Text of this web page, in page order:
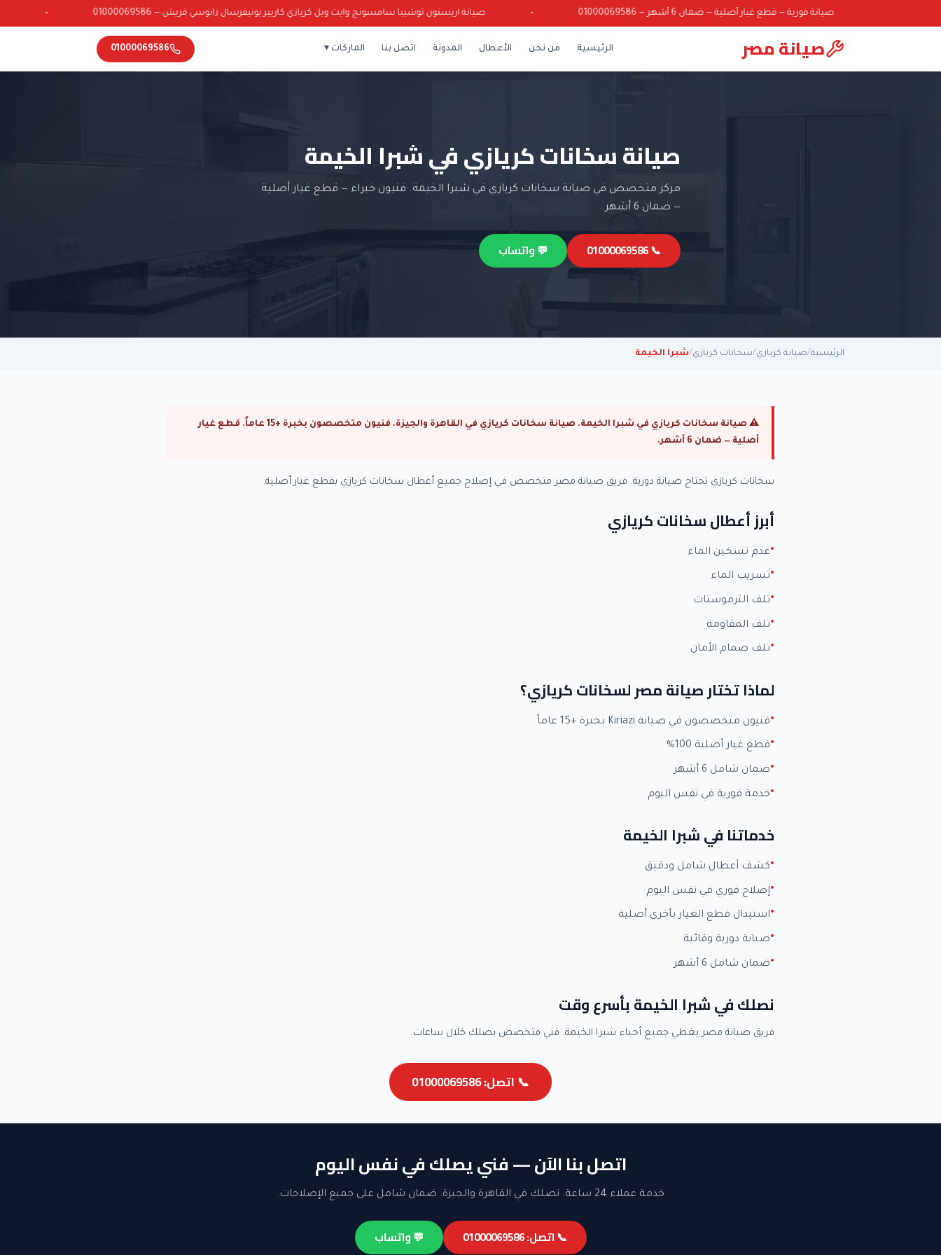
صيانة فورية — قطع غيار أصلية — ضمان 6 أشهر — 01000069586 صيانة اريستون توشيبا سامسونج وايت ويل كريازي كاريير يونيفرسال زانوسي فريش — 01000069586
صيانة مصر الرئيسية من نحن الأعطال المدونة اتصل بنا الماركات ▾ 01000069586
صيانة سخانات كريازي في شبرا الخيمة
مركز متخصص في صيانة سخانات كريازي في شبرا الخيمة. فنيون خبراء — قطع غيار أصلية
— ضمان 6 أشهر.
📞 01000069586 💬 واتساب
الرئيسية/صيانة كريازي/سخانات كريازي/شبرا الخيمة
⚠ صيانة سخانات كريازي في شبرا الخيمة. صيانة سخانات كريازي في القاهرة والجيزة. فنيون متخصصون بخبرة +15 عاماً. قطع غيار
أصلية — ضمان 6 أشهر.
سخانات كريازي تحتاج صيانة دورية. فريق صيانة مصر متخصص في إصلاح جميع أعطال سخانات كريازي بقطع غيار أصلية.
أبرز أعطال سخانات كريازي
عدم تسخين الماء
تسريب الماء
تلف الثرموستات
تلف المقاومة
تلف صمام الأمان
لماذا تختار صيانة مصر لسخانات كريازي؟
فنيون متخصصون في صيانة Kiriazi بخبرة +15 عاماً
قطع غيار أصلية 100%
ضمان شامل 6 أشهر
خدمة فورية في نفس اليوم
خدماتنا في شبرا الخيمة
كشف أعطال شامل ودقيق
إصلاح فوري في نفس اليوم
استبدال قطع الغيار بأخرى أصلية
صيانة دورية وقائية
ضمان شامل 6 أشهر
نصلك في شبرا الخيمة بأسرع وقت
فريق صيانة مصر يغطي جميع أحياء شبرا الخيمة. فني متخصص يصلك خلال ساعات.
📞 اتصل: 01000069586
اتصل بنا الآن — فني يصلك في نفس اليوم
خدمة عملاء 24 ساعة. نصلك في القاهرة والجيزة. ضمان شامل على جميع الإصلاحات.
📞 اتصل: 01000069586 💬 واتساب